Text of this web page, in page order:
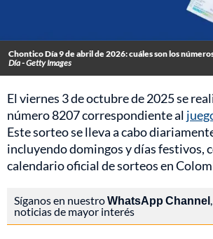
Chontico Día 9 de abril de 2026: cuáles son los
Día - Getty Images
El viernes 3 de octubre de 2025 se
número 8207 correspondiente al
Este sorteo se lleva a cabo
incluyendo domingos y días festivos,
calendario oficial de sorteos en
Síganos en nuestroWhatsApp Channel
noticias de mayor interés